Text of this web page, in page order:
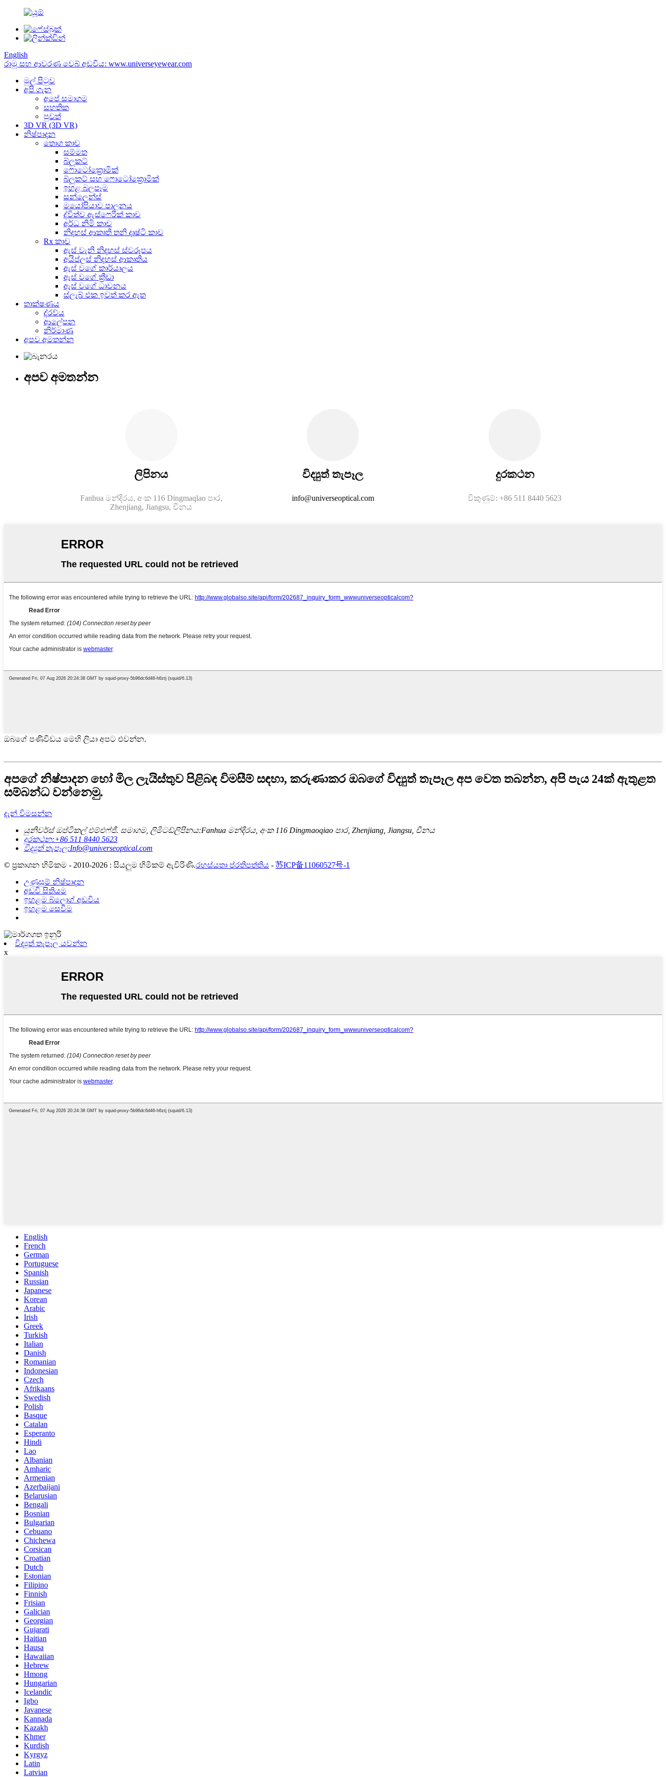
English
රාමු සහ ආවරණ වෙබ් අඩවිය: www.universeyewear.com
මුල් පිටුව
අපි ගැන
අපේ සමාගම
සහතික
පුවත්
3D VR (3D VR)
නිෂ්පාදන
තොග කාච
සම්මත
බ්ලූකට්
ෆොටෝක්‍රොමික්
බ්ලූකට් සහ ෆොටෝක්‍රොමික්
ඉහළ බලපෑම
සන්ලෙන්ස්
මයෝපියාව පාලනය
ද්විත්ව ඇස්ෆෙරික් කාච
අර්ධ නිමි කාච
නිදහස් ආකෘති තනි දෘෂ්ටි කාච
Rx කාච
ඇස් වැනි නිදහස් ස්වරූපය
අයිප්ලස් නිදහස් ආකෘතිය
ඇස් වගේ කාර්යාලය
ඇස් වගේ ක්‍රීඩා
ඇස් වගේ ධාවනය
ස්ලැබ් එක ඉවත් කර ඇත
තාක්ෂණය
ද්රව්ය
ආලේපන
නිර්මාණ
අපව අමතන්න
අපව අමතන්න
ලිපිනය
Fanhua මන්දිරය, අංක 116 Dingmaqlao පාර,
Zhenjiang, Jiangsu, චීනය
විද්‍යුත් තැපෑල
info@universeoptical.com
දුරකථන
විකුණුම්: +86 511 8440 5623
ඔබගේ පණිවිඩය මෙහි ලියා අපට එවන්න.
අපගේ නිෂ්පාදන හෝ මිල ලැයිස්තුව පිළිබඳ විමසීම් සඳහා, කරුණාකර ඔබගේ විද්‍යුත් තැපෑල අප වෙත තබන්න, අපි පැය 24ක් ඇතුළත
සම්බන්ධ වන්නෙමු.
දැන් විමසන්න
යුනිවර්ස් ඔප්ටිකල් එම්එෆ්ජී. සමාගම, ලිමිටඩ්ලිපිනය:Fanhua මන්දිරය, අංක 116 Dingmaoqiao පාර, Zhenjiang, Jiangsu, චීනය
දුරකථන:+86 511 8440 5623
විද්‍යුත් තැපෑල:Info@universeoptical.com
© ප්‍රකාශන හිමිකම - 2010-2026 : සියලුම හිමිකම් ඇවිරිණි.රහස්යතා ප්රතිපත්තිය - 苏ICP备11060527号-1
උණුසුම් නිෂ්පාදන
අඩවි සිතියම
ඉහළම බ්ලොග් අඩවිය
ඉහළම සෙවීම
විද්‍යුත් තැපෑල යවන්න
x
English
French
German
Portuguese
Spanish
Russian
Japanese
Korean
Arabic
Irish
Greek
Turkish
Italian
Danish
Romanian
Indonesian
Czech
Afrikaans
Swedish
Polish
Basque
Catalan
Esperanto
Hindi
Lao
Albanian
Amharic
Armenian
Azerbaijani
Belarusian
Bengali
Bosnian
Bulgarian
Cebuano
Chichewa
Corsican
Croatian
Dutch
Estonian
Filipino
Finnish
Frisian
Galician
Georgian
Gujarati
Haitian
Hausa
Hawaiian
Hebrew
Hmong
Hungarian
Icelandic
Igbo
Javanese
Kannada
Kazakh
Khmer
Kurdish
Kyrgyz
Latin
Latvian